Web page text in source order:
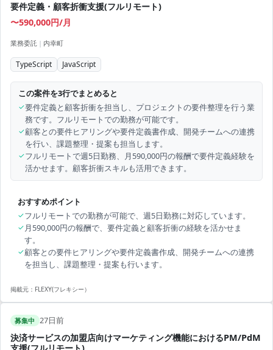
要件定義・顧客折衝支援(フルリモート)
〜590,000円/月
業務委託 | 内幸町
TypeScript JavaScript
この案件を3行でまとめると
✓要件定義と顧客折衝を担当し、プロジェクトの要件整理を行う業
務です。フルリモートでの勤務が可能です。
✓顧客との要件ヒアリングや要件定義書作成、開発チームへの連携
を行い、課題整理・提案も担当します。
✓フルリモートで週5日勤務、月590,000円の報酬で要件定義経験を
活かせます。顧客折衝スキルも活用できます。
おすすめポイント
✓フルリモートでの勤務が可能で、週5日勤務に対応しています。
✓月590,000円の報酬で、要件定義と顧客折衝の経験を活かせま
す。
✓顧客との要件ヒアリングや要件定義書作成、開発チームへの連携
を担当し、課題整理・提案も行います。
掲載元： FLEXY(フレキシー）
募集中 27日前
決済サービスの加盟店向けマーケティング機能におけるPM/PdM